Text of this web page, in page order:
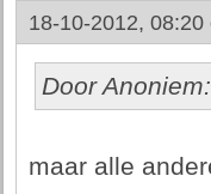
18-10-2012, 08:20
Door Anoniem:
maar alle